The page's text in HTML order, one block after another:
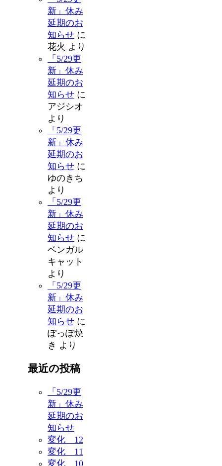
新」休み
延期のお
知らせに
花火 より
「5/29更
新」休み
延期のお
知らせに
アジシオ
より
「5/29更
新」休み
延期のお
知らせに
ゆのきち
より
「5/29更
新」休み
延期のお
知らせに
ベンガル
キャット
より
「5/29更
新」休み
延期のお
知らせに
ぽっぽ焼
き より
最近の投稿
「5/29更
新」休み
延期のお
知らせ
変化 12
変化 11
変化 10